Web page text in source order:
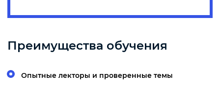
Преимущества обучения
Опытные лекторы и проверенные темы